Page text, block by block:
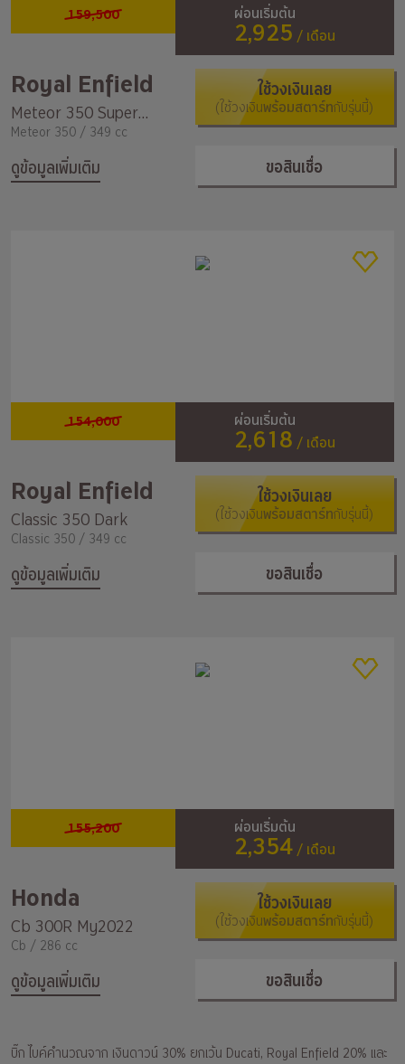
159,500 ผ่อนเริ่มต้น
2,925 / เดือน
Royal Enfield
Meteor 350 Supernova
Meteor 350 / 349 cc
ดูข้อมูลเพิ่มเติม
ใช้วงเงินเลย
(ใช้วงเงินพร้อมสตาร์ทกับรุ่นนี้)
ขอสินเชื่อ
154,000 ผ่อนเริ่มต้น
2,618 / เดือน
Royal Enfield
Classic 350 Dark
Classic 350 / 349 cc
ดูข้อมูลเพิ่มเติม
ใช้วงเงินเลย
(ใช้วงเงินพร้อมสตาร์ทกับรุ่นนี้)
ขอสินเชื่อ
155,200 ผ่อนเริ่มต้น
2,354/ เดือน
Honda
Cb 300R My2022
Cb / 286 cc
ดูข้อมูลเพิ่มเติม
ใช้วงเงินเลย
(ใช้วงเงินพร้อมสตาร์ทกับรุ่นนี้)
ขอสินเชื่อ
บิ๊ก ไบค์คำนวณจาก เงินดาวน์ 30% ยกเว้น Ducati, Royal Enfield 20% และ